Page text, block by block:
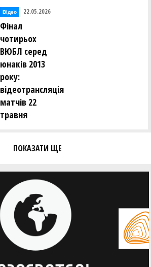
Відео 22.05.2026
Фінал
чотирьох
ВЮБЛ серед
юнаків 2013
року:
відеотрансляція
матчів 22
травня
ПОКАЗАТИ ЩЕ